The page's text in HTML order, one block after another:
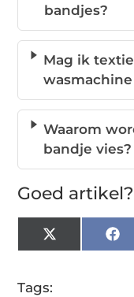
bandjes?
Mag ik
Waarom
bandje vies?
Goed
X
(Twitter)
Tags: